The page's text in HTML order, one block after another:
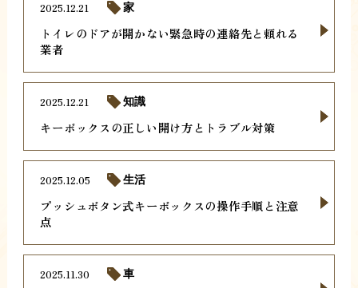
トイレのドアが開かない緊急時の連絡先と頼れる
業者
2025.12.21 家
キーボックスの正しい開け方とトラブル対策
2025.12.21 知識
プッシュボタン式キーボックスの操作手順と注意
点
2025.12.05 生活
2025.11.30 車